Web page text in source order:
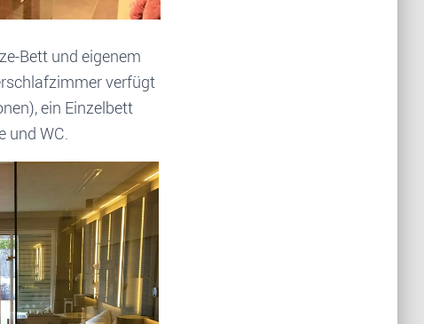
Bett und eigenem
verfügt
ein Einzelbett
und WC.